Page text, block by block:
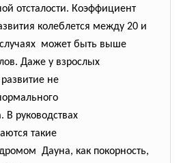
отсталости. Коэффициент
колеблется между 20 и
случаях может быть выше
Даже у взрослых
не
В руководствах
такие
Дауна, как покорность,